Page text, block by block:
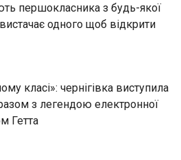
першокласника з будь-якої
одного щоб відкрити
класі»: чернігівка виступила
з легендою електронної
Гетта